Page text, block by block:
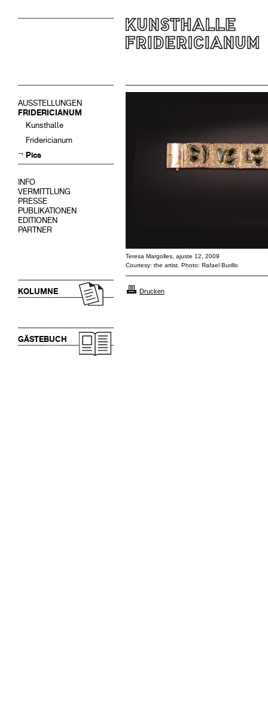
AUSSTELLUNGEN
FRIDERICIANUM
Kunsthalle
Fridericianum
Pics
INFO
VERMITTLUNG
PRESSE
PUBLIKATIONEN
EDITIONEN
PARTNER
KOLUMNE
GÄSTEBUCH
Teresa Margolles, ajuste 12, 2009
Courtesy: the artist. Photo: Rafael Burillo
Drucken